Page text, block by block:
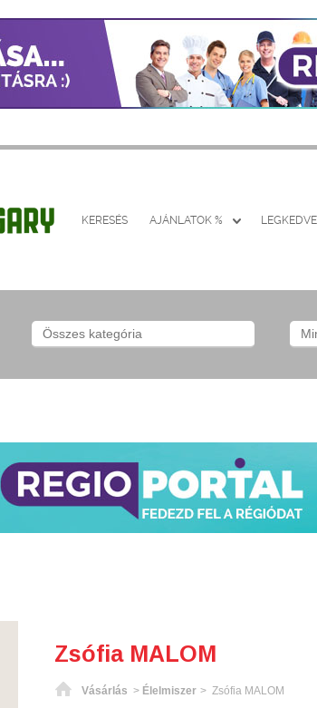
KERESÉS AJÁNLATOK %
Zsófia MALOM
Főoldal
Vásárlás > Élelmiszer > Zsófia MALOM